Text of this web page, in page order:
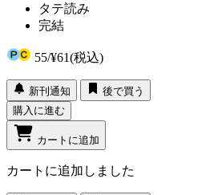
タテ読み
完結
55/¥61(税込)
新刊通知
後で買う
購入に進む
カートに追加
カートに追加しました